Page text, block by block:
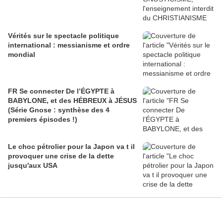
Vérités sur le spectacle politique
international : messianisme et ordre
mondial
FR Se connecter De l’ÉGYPTE à
BABYLONE, et des HÉBREUX à JÉSUS
(Série Gnose : synthèse des 4
premiers épisodes !)
Le choc pétrolier pour la Japon va t il
provoquer une crise de la dette
jusqu'aux USA